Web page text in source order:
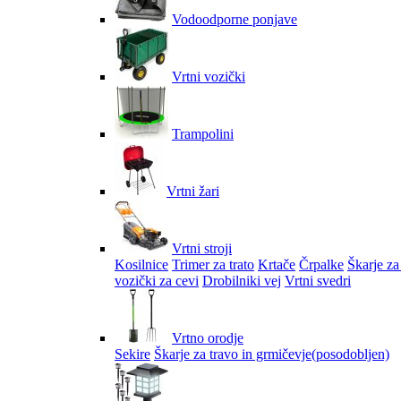
Vodoodporne ponjave
Vrtni vozički
Trampolini
Vrtni žari
Vrtni stroji
Kosilnice Trimer za trato Krtače Črpalke Škarje
vozički za cevi Drobilniki vej Vrtni svedri
Vrtno orodje
Sekire Škarje za travo in grmičevje(posodobljen)